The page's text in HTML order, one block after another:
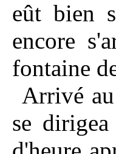
eût bien
encore
fontaine
Arrivé
se